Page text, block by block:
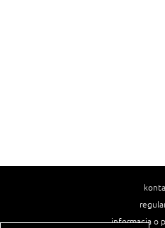
informacja o